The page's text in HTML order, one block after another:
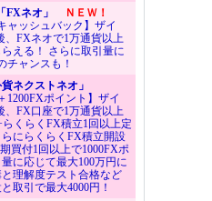
FXネオ」
ＮＥＷ！
ャッシュバック】ザイ
、FXネオで1万通貨以上
える！ さらに取引量に
チャンスも！
ネクストネオ」
1200FXポイント】ザイ
、FX口座で1万通貨以上
くらくFX積立1回以上定
にらくらくFX積立開設
買付1回以上で1000FXポ
に応じて最大100万円に
理解度テスト合格など
取引で最大4000円！